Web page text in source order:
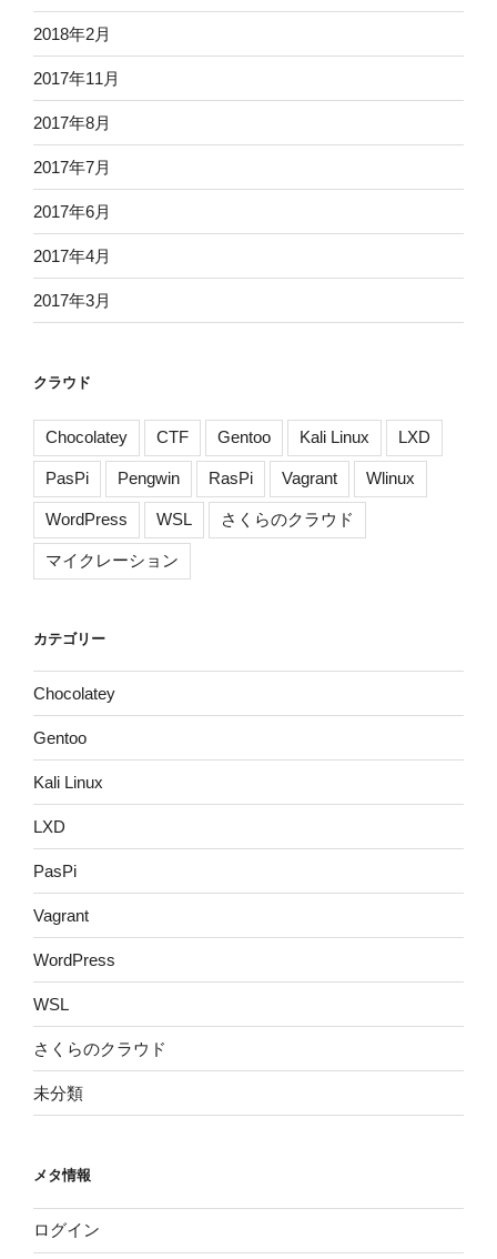
2018年2月
2017年11月
2017年8月
2017年7月
2017年6月
2017年4月
2017年3月
クラウド
Chocolatey CTF Gentoo Kali Linux LXD
PasPi Pengwin RasPi Vagrant Wlinux
WordPress WSL さくらのクラウド
マイクレーション
カテゴリー
Chocolatey
Gentoo
Kali Linux
LXD
PasPi
Vagrant
WordPress
WSL
さくらのクラウド
未分類
メタ情報
ログイン